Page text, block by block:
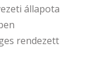
állapota
rendezett